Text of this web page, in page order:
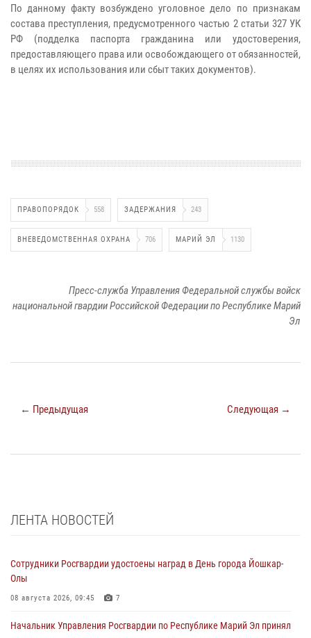
По данному факту возбуждено уголовное дело по признакам
состава преступления, предусмотренного частью 2 статьи 327 УК
РФ (подделка паспорта гражданина или удостоверения,
предоставляющего права или освобождающего от обязанностей,
в целях их использования или сбыт таких документов).
ПРАВОПОРЯДОК 558 ЗАДЕРЖАНИЯ 243
ВНЕВЕДОМСТВЕННАЯ ОХРАНА 706 МАРИЙ ЭЛ 1130
Пресс-служба Управления Федеральной службы войск
национальной гвардии Российской Федерации по Республике Марий
Эл
← Предыдущая Следующая →
ЛЕНТА НОВОСТЕЙ
Сотрудники Росгвардии удостоены наград в День города Йошкар-
Олы
08 августа 2026, 09:45 7
Начальник Управления Росгвардии по Республике Марий Эл принял